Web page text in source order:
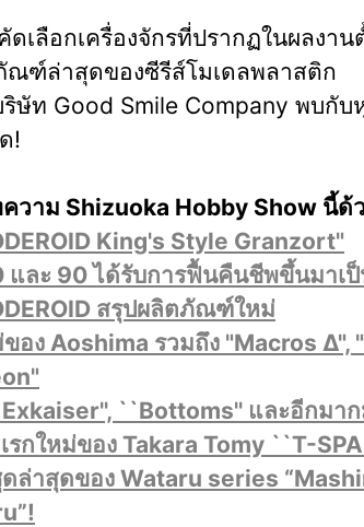
เลือกเครื่องจักรที่ปรากฏในผลงาน
ฑ์ล่าสุดของซีรีส์โมเดลพลาสติก
ริษัท Good Smile Company พบกั
!
วาม Shizuoka Hobby Show นี้ด้
King's Style Granzort"
และ 90 ได้รับการฟื้นคืนชีพขึ้นมาเ
สรุปผลิตภัณฑ์ใหม่
ง Aoshima รวมถึง "Macros Δ",
``Bottoms'' และอีกมา
รกใหม่ของ Takara Tomy ``T-
ล่าสุดของ Wataru series